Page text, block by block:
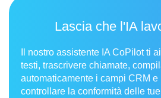
Lascia che l'IA
Il nostro assistente IA CoPilot ti
testi, trascrivere chiamate,
automaticamente i campi CRM e
controllare la conformità delle